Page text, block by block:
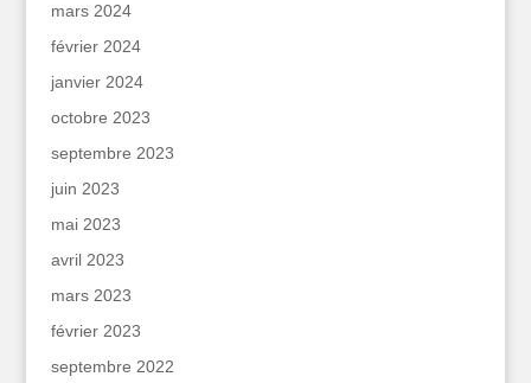
mars 2024
février 2024
janvier 2024
octobre 2023
septembre 2023
juin 2023
mai 2023
avril 2023
mars 2023
février 2023
septembre 2022